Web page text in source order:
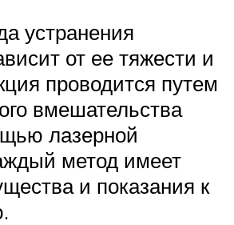
устранения
от ее тяжести и
проводится путем
вмешательства
лазерной
метод имеет
и показания к